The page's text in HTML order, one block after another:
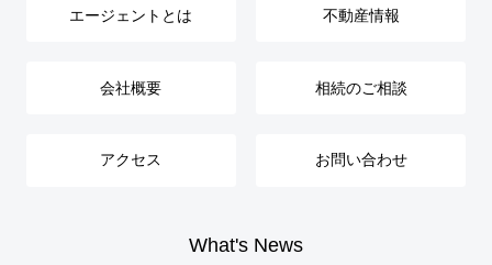
エージェントとは 不動産情報
会社概要 相続のご相談
アクセス お問い合わせ
What's News